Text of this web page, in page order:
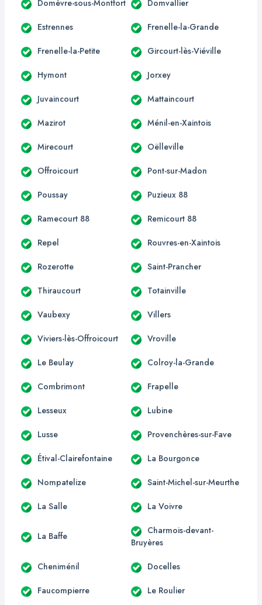
Domèvre-sous-Montfort Domvallier
Estrennes Frenelle-la-Grande
Frenelle-la-Petite Gircourt-lès-Viéville
Hymont Jorxey
Juvaincourt Mattaincourt
Mazirot Ménil-en-Xaintois
Mirecourt Oëlleville
Offroicourt Pont-sur-Madon
Poussay Puzieux 88
Ramecourt 88 Remicourt 88
Repel Rouvres-en-Xaintois
Rozerotte Saint-Prancher
Thiraucourt Totainville
Vaubexy Villers
Viviers-lès-Offroicourt Vroville
Le Beulay Colroy-la-Grande
Combrimont Frapelle
Lesseux Lubine
Lusse Provenchères-sur-Fave
Étival-Clairefontaine La Bourgonce
Nompatelize Saint-Michel-sur-Meurthe
La Salle La Voivre
La Baffe
Charmois-devant-
Bruyères
Cheniménil Docelles
Faucompierre Le Roulier